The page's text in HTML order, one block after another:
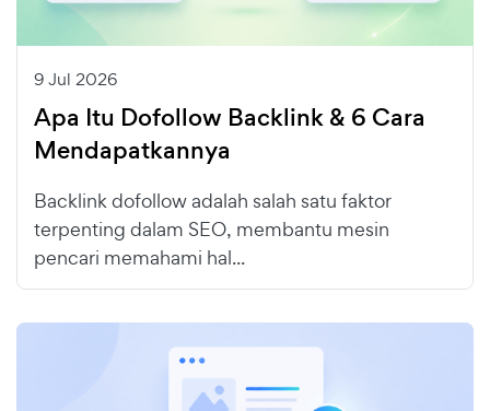
9 Jul 2026
Apa Itu Dofollow Backlink & 6 Cara
Mendapatkannya
Backlink dofollow adalah salah satu faktor
terpenting dalam SEO, membantu mesin
pencari memahami hal...